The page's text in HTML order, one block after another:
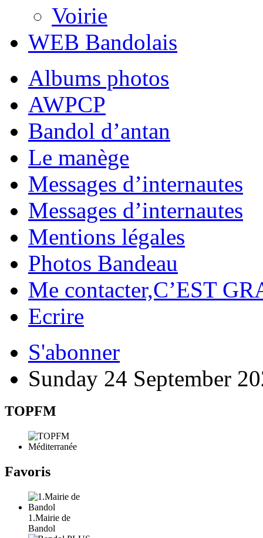
Voirie
WEB Bandolais
Albums photos
AWPCP
Bandol d’antan
Le manège
Messages d’internautes
Messages d’internautes
Mentions légales
Photos Bandeau
Me contacter,C’EST
Ecrire
S'abonner
Sunday 24 September
TOPFM
Favoris
1.Mairie de
Bandol